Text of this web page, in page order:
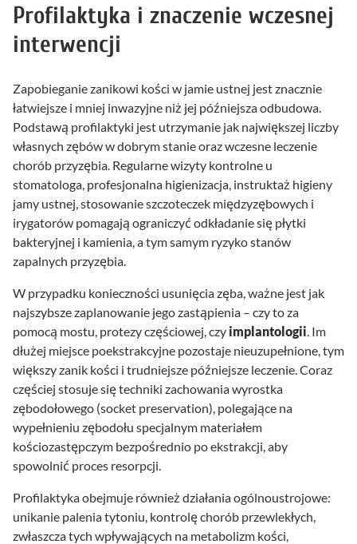
Profilaktyka i znaczenie wczesnej
interwencji
Zapobieganie zanikowi kości w jamie ustnej jest znacznie
łatwiejsze i mniej inwazyjne niż jej późniejsza odbudowa.
Podstawą profilaktyki jest utrzymanie jak największej liczby
własnych zębów w dobrym stanie oraz wczesne leczenie
chorób przyzębia. Regularne wizyty kontrolne u
stomatologa, profesjonalna higienizacja, instruktaż higieny
jamy ustnej, stosowanie szczoteczek międzyzębowych i
irygatorów pomagają ograniczyć odkładanie się płytki
bakteryjnej i kamienia, a tym samym ryzyko stanów
zapalnych przyzębia.
W przypadku konieczności usunięcia zęba, ważne jest jak
najszybsze zaplanowanie jego zastąpienia – czy to za
pomocą mostu, protezy częściowej, czyimplantologii. Im
dłużej miejsce poekstrakcyjne pozostaje nieuzupełnione, tym
większy zanik kości i trudniejsze późniejsze leczenie. Coraz
częściej stosuje się techniki zachowania wyrostka
zębodołowego (socket preservation), polegające na
wypełnieniu zębodołu specjalnym materiałem
kościozastępczym bezpośrednio po ekstrakcji, aby
spowolnić proces resorpcji.
Profilaktyka obejmuje również działania ogólnoustrojowe:
unikanie palenia tytoniu, kontrolę chorób przewlekłych,
zwłaszcza tych wpływających na metabolizm kości,